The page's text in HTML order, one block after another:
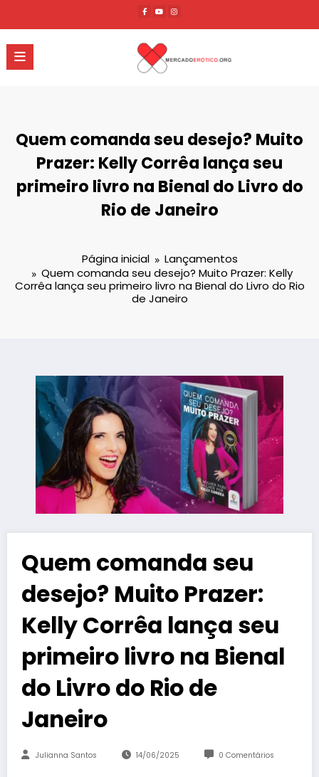
o
conteúdo
Quem comanda seu desejo? Muito
Prazer: Kelly Corrêa lança seu
primeiro livro na Bienal do Livro do
Rio de Janeiro
Página inicial
Lançamentos
Quem comanda seu desejo? Muito Prazer: Kelly
Corrêa lança seu primeiro livro na Bienal do Livro do Rio
de Janeiro
Quem comanda seu
desejo? Muito Prazer:
Kelly Corrêa lança seu
primeiro livro na Bienal
do Livro do Rio de
Janeiro
Julianna Santos 14/06/2025 0 Comentários